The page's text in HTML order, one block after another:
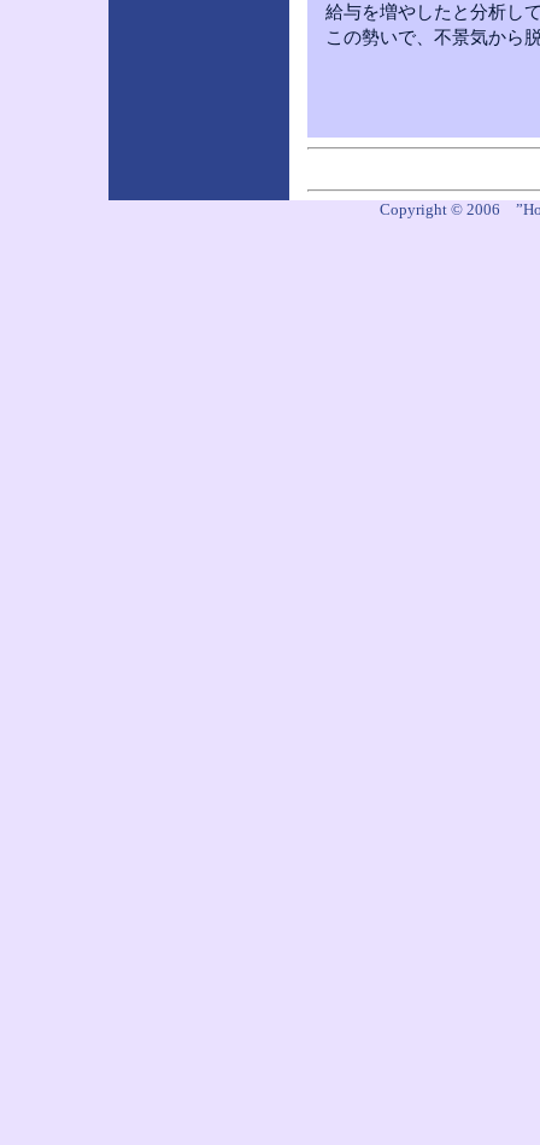
給与を増やしたと分析し
この勢いで、不景気から
Copyright © 2006